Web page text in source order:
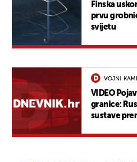
Finska
prvu
svijetu
VOJNI
VIDEO
granice:
sustave